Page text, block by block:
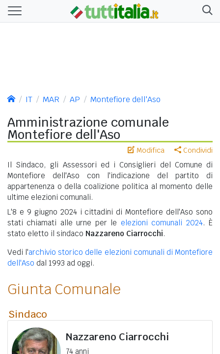
IT MAR AP Montefiore dell'Aso
Amministrazione comunale
Montefiore dell'Aso
Modifica Condividi
Il Sindaco, gli Assessori ed i Consiglieri del Comune di
Montefiore dell'Aso con l'indicazione del partito di
appartenenza o della coalizione politica al momento delle
ultime elezioni comunali.
L'8 e 9 giugno 2024 i cittadini di Montefiore dell'Aso sono
stati chiamati alle urne per le elezioni comunali 2024. È
stato eletto il sindaco Nazzareno Ciarrocchi.
Vedi l'archivio storico delle elezioni comunali di Montefiore
dell'Aso dal 1993 ad oggi.
Giunta Comunale
Sindaco
Nazzareno Ciarrocchi
74 anni